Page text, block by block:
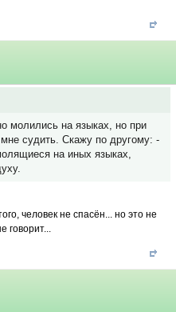
молились на языках, но при
судить. Скажу по другому: -
на иных языках,
человек не спасён... но это не
говорит...